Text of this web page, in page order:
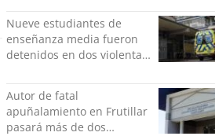
Nueve estudiantes de
enseñanza media fueron
detenidos en dos violentas
Autor de fatal
apuñalamiento en Frutillar
pasará más de dos